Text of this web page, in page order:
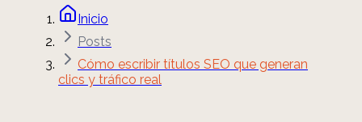
Inicio
Posts
Cómo escribir títulos SEO que generan
clics y tráfico real